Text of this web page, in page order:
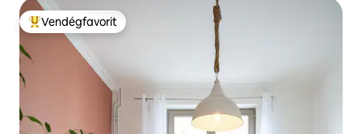
Kiemelt vendégfavorit
Vendégfavorit